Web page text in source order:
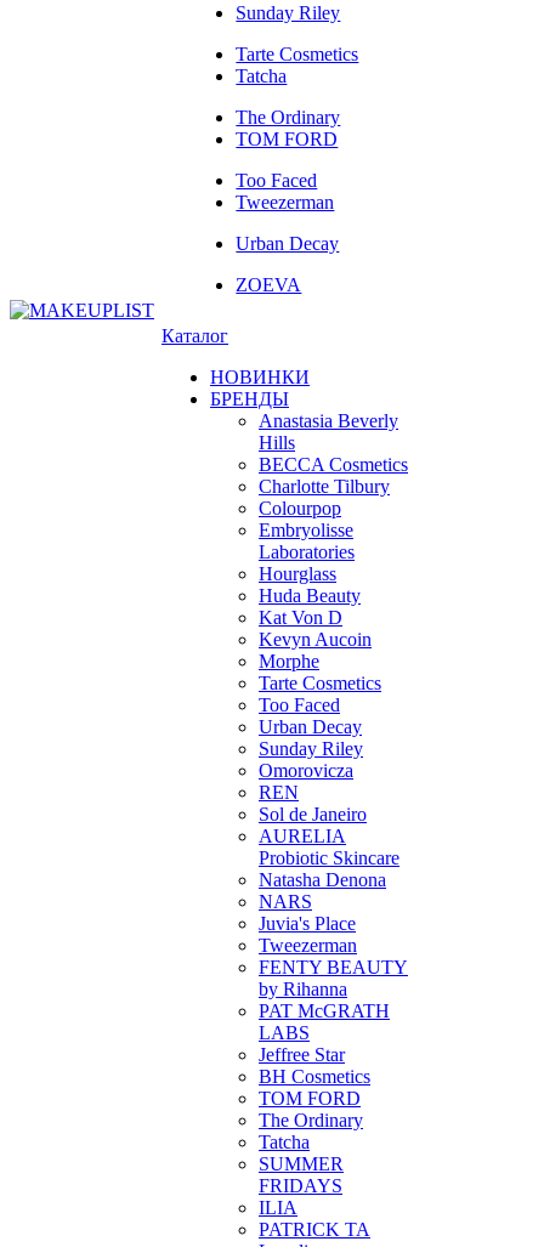
Sunday Riley
Tarte Cosmetics
Tatcha
The Ordinary
TOM FORD
Too Faced
Tweezerman
Urban Decay
ZOEVA
Каталог
НОВИНКИ
БРЕНДЫ
Anastasia Beverly
Hills
BECCA Cosmetics
Charlotte Tilbury
Colourpop
Embryolisse
Laboratories
Hourglass
Huda Beauty
Kat Von D
Kevyn Aucoin
Morphe
Tarte Cosmetics
Too Faced
Urban Decay
Sunday Riley
Omorovicza
REN
Sol de Janeiro
AURELIA
Probiotic Skincare
Natasha Denona
NARS
Juvia's Place
Tweezerman
FENTY BEAUTY
by Rihanna
PAT McGRATH
LABS
Jeffree Star
BH Cosmetics
TOM FORD
The Ordinary
Tatcha
SUMMER
FRIDAYS
ILIA
PATRICK TA